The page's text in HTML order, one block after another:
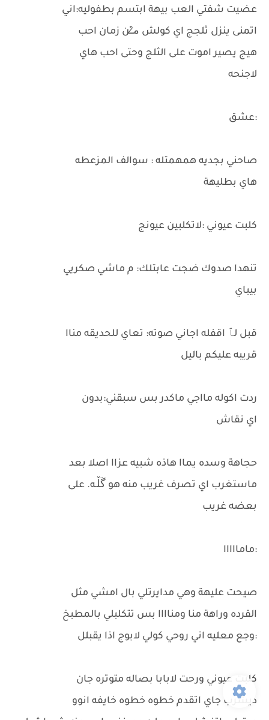
عضيت شفتي العب بيهة ابتسم بطفوليه:اني
اتمنى ينزل ثلجج اي كولش م̷ـــِْن زمان احب
هيج يصير اموت على الثلج وحتى احب هاي
لاجنحه
:عشق
صاحني بجديه همهمتله : سوالف المزعطه
هاي بطليهة
كلبت عيوني :لاتكلبين عيونج
تنهدا صدوك ضجت عابتلك: م ماشي صكريي
بيباي
قبل لٱ اقفله اجاني صوته: تعاي للحديقه مناا
قريبه عليكم باليل
ردت اكوله مااجي ماكدر بس سبقني:بدون
اي نقاش
حجاهة وسده يماا هاذه شبيه عزاا اصلا بعد
ماستغرب اي تصرف غريب منه هو ڱڵـه. على
بعضه غريب
:مامااااا
صيحت عليهة وهي مدايرتلي بال امشي مثل
القرده وراهة منا ومناااا بس تتكلبلي بالمطبخ
:وجع معليه اني روحي كولي لابوج اذا يقبلل
كلبت عيوني ورحت لابابا بصاله متوتره جان
ديشرب جاي اتقدم خطوه خطوه خايفه انوو